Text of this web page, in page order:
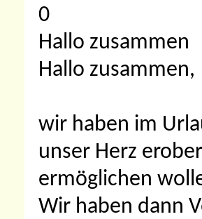
0
Hallo zusammen
Hallo zusammen,
wir haben im
unser Herz
ermöglichen
Wir haben dann